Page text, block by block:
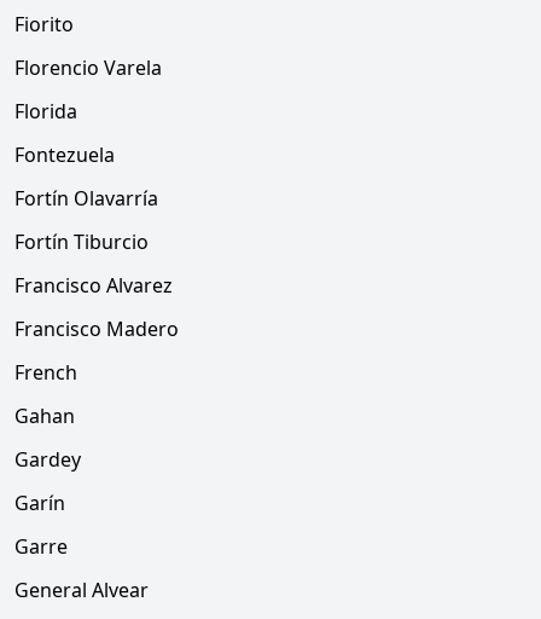
Fiorito
Florencio Varela
Florida
Fontezuela
Fortín Olavarría
Fortín Tiburcio
Francisco Alvarez
Francisco Madero
French
Gahan
Gardey
Garín
Garre
General Alvear